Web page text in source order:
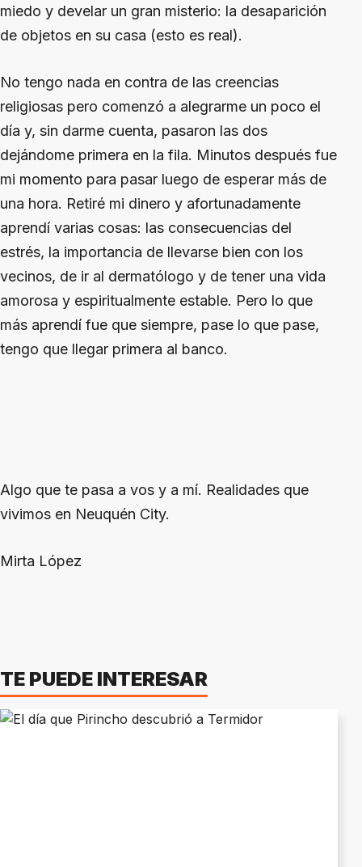
miedo y develar un gran misterio: la desaparición
de objetos en su casa (esto es real).
No tengo nada en contra de las creencias
religiosas pero comenzó a alegrarme un poco el
día y, sin darme cuenta, pasaron las dos
dejándome primera en la fila. Minutos después fue
mi momento para pasar luego de esperar más de
una hora. Retiré mi dinero y afortunadamente
aprendí varias cosas: las consecuencias del
estrés, la importancia de llevarse bien con los
vecinos, de ir al dermatólogo y de tener una vida
amorosa y espiritualmente estable. Pero lo que
más aprendí fue que siempre, pase lo que pase,
tengo que llegar primera al banco.
Algo que te pasa a vos y a mí. Realidades que
vivimos en Neuquén City.
Mirta López
TE PUEDE INTERESAR